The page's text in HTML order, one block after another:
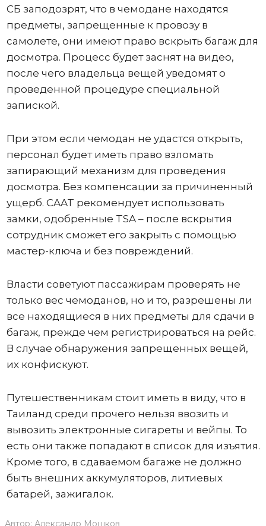
СБ заподозрят, что в чемодане ​​находятся
предметы, запрещенные к провозу в
самолете, они имеют право вскрыть багаж для
досмотра. Процесс будет заснят на видео,
после чего владельца вещей уведомят о
проведенной процедуре специальной
запиской.
При этом если чемодан не удастся открыть,
персонал будет иметь право взломать
запирающий механизм для проведения
досмотра. Без компенсации за причиненный
ущерб. CAAT рекомендует использовать
замки, одобренные TSA – после вскрытия
сотрудник сможет его закрыть с помощью
мастер-ключа и без повреждений.
Власти советуют пассажирам проверять не
только вес чемоданов, но и то, разрешены ли
все находящиеся в них предметы для сдачи в
багаж, прежде чем регистрироваться на рейс.
В случае обнаружения запрещенных вещей,
их конфискуют.
Путешественникам стоит иметь в виду, что в
Таиланд среди прочего нельзя ввозить и
вывозить электронные сигареты и вейпы. То
есть они также попадают в список для изъятия.
Кроме того, в сдаваемом багаже не должно
быть внешних аккумуляторов, литиевых
батарей, зажигалок.
Автор: Александр Мошков